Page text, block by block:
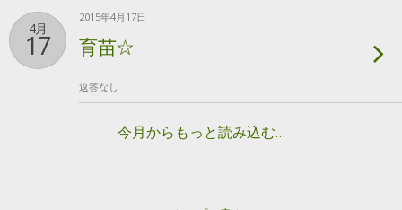
4月
17
2015年4月17日
育苗☆
返答なし
今月からもっと読み込む…